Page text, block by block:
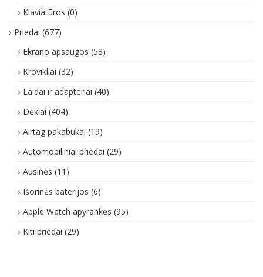
Klaviatūros (0)
Priedai (677)
Ekrano apsaugos (58)
Krovikliai (32)
Laidai ir adapteriai (40)
Dėklai (404)
Airtag pakabukai (19)
Automobiliniai priedai (29)
Ausinės (11)
Išorinės baterijos (6)
Apple Watch apyrankės (95)
Kiti priedai (29)